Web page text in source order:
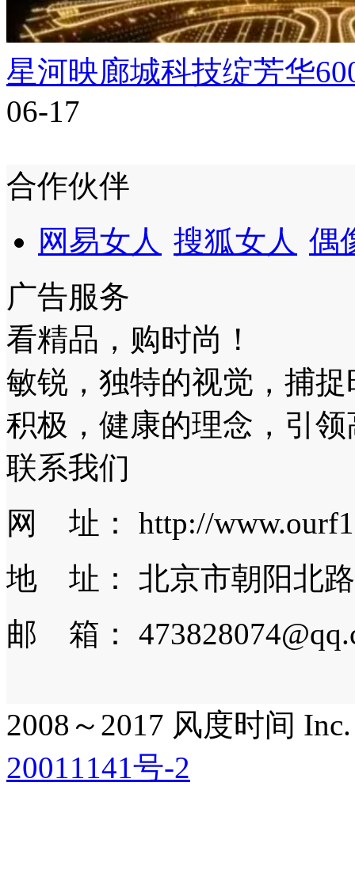
星河映廊城科技绽芳华
06-17
合作伙伴
网易女人 搜狐女人 偶
广告服务
看精品，购时尚！
敏锐，独特的视觉，捕
积极，健康的理念，引
联系我们
网 址： http://
地 址： 北京市朝阳北
邮 箱：
2008～2017 风度时间
20011141号-2